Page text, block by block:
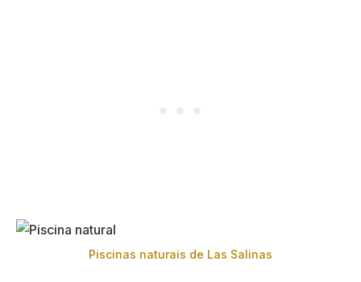
Piscinas naturais de Las Salinas